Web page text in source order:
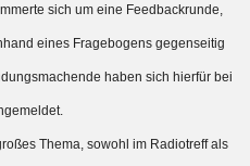
sich um eine Feedbackrunde,
eines Fragebogens gegenseitig
haben sich hierfür bei
Thema, sowohl im Radiotreff als